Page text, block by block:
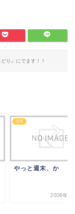
り』にでます！！
日常
やっと週末、か
2008年7